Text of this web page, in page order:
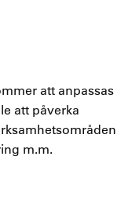
att anpassas
att påverka
m.m.